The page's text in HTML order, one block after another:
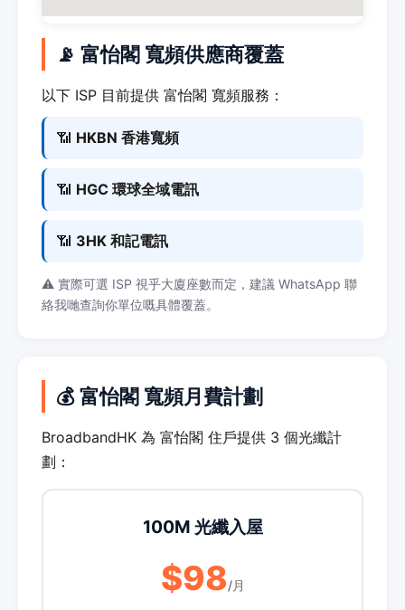
📡 富怡閣 寬頻供應商覆蓋
以下 ISP 目前提供 富怡閣 寬頻服務：
📶 HKBN 香港寬頻
📶 HGC 環球全域電訊
📶 3HK 和記電訊
⚠️ 實際可選 ISP 視乎大廈座數而定，建議 WhatsApp 聯
絡我哋查詢你單位嘅具體覆蓋。
💰 富怡閣 寬頻月費計劃
BroadbandHK 為 富怡閣 住戶提供 3 個光纖計
劃：
100M 光纖入屋
$98/月